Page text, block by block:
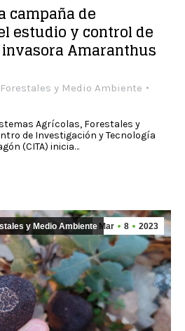
campaña de
estudio y control de
Amaranthus
y Medio Ambiente
Agrícolas, Forestales y
de Investigación y Tecnología
(CITA) inicia…
Mar 8 2023
y Medio Ambiente